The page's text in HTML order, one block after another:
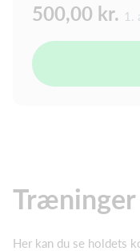
500,00 kr. 1.
Træninger
Her kan du se holdets